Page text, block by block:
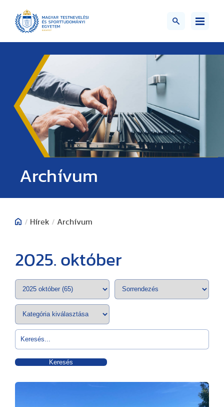
Archívum
/ Hírek / Archívum
2025. október
Keresés